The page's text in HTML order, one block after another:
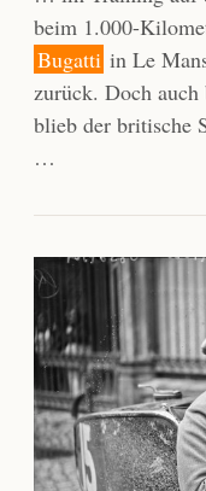
beim 1.000-
Bugatti in Le
zurück. Doch
blieb der britische
…